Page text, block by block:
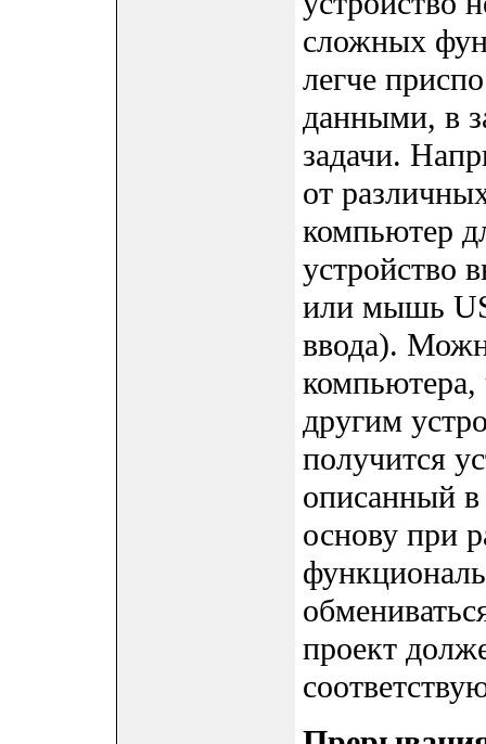
сложных
легче
данными, в
задачи.
от
компьютер
устройство
или мышь
ввода).
другим
получится
описанный в
основу при
проект